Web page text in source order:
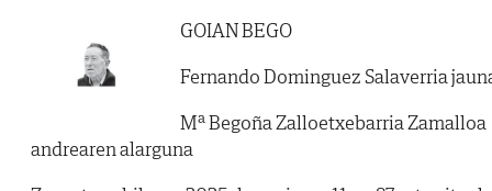
GOIAN BEGO
Fernando Dominguez Salaverria
Mª Begoña Zalloetxebarria Zamalloa
andrearen alarguna